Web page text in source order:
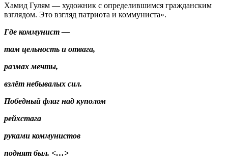
Хамид Гулям — художник с определившимся гражданским
взглядом. Это взгляд патриота и коммуниста».
Где коммунист —
там цельность и отвага,
размах мечты,
взлёт небывалых сил.
Победный флаг над куполом
рейхстага
руками коммунистов
поднят был. <…>